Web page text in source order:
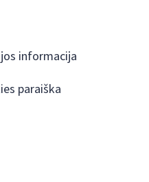
informacija
paraiška